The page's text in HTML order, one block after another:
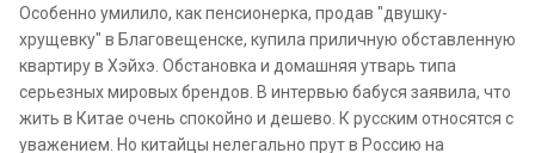
Особенно умилило, как пенсионерка, продав "двушку-
хрущевку" в Благовещенске, купила приличную обставленную
квартиру в Хэйхэ. Обстановка и домашняя утварь типа
серьезных мировых брендов. В интервью бабуся заявила, что
жить в Китае очень спокойно и дешево. К русским относятся с
уважением. Но китайцы нелегально прут в Россию на